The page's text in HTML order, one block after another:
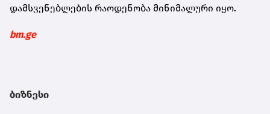
დამსვენებლების რაოდენობა მინიმალური იყო.
bm.ge
ბიზნესი